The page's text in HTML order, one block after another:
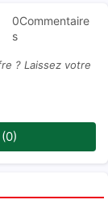
0Commentaire
s
? Laissez votre